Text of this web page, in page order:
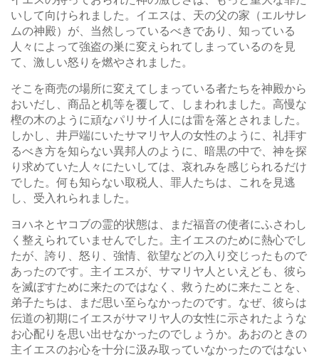
いして向けられました。イエスは、天の父の家（エルサレ
ムの神殿）が、当然しっているべきであり、知っている
人々によって強盗の巣に変えられてしまっているのを見
て、激しい怒りを燃やされました。
そこを商売の場所に変えてしまっている者たちを神殿から
おいだし、商品と机等を覆して、しまわれました。高慢な
樫の木のように頑なパリサイ人には雷を落とされました。
しかし、井戸端にいたサマリヤ人の女性のように、礼拝す
るべき方を知らない異邦人のように、暗黒の中で、神を探
り求めていた人々にたいしては、哀れみを感じられるだけ
でした。何も知らない取税人、罪人たちは、これを見逃
し、受入れられました。
ヨハネとヤコブの霊的状態は、まだ福音の使者にふさわし
く整えられていませんでした。主イエスのために熱心でし
たが、誇り、怒り、強情、欲望などの入り交じったもので
あったのです。主イエスが、サマリヤ人といえども、彼ら
を滅ぼすために来たのではなく、救うために来たことを、
弟子たちは、まだ思い至らなかったのです。なぜ、彼らは
伝道の初期にイエスがサマリヤ人の女性に示されたような
お心配りを思い出せなかったのでしょうか。あおのときの
主イエスのお心を十分に汲み取っていなかったのではない